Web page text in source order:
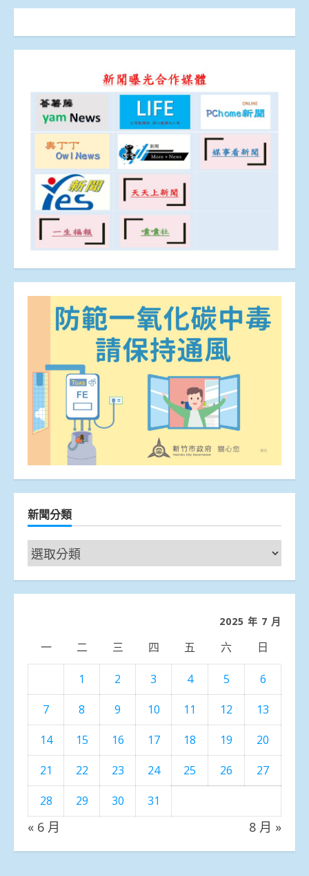
新聞分類
新
聞
分
2025 年 7 月
一 二 三 四 五 六 日
1 2 3 4 5
6
7
8 9 10 11 12
13
14
15 16 17 18 19
20
21
22 23 24 25 26
27
28
29 30 31
« 6 月 8 月 »